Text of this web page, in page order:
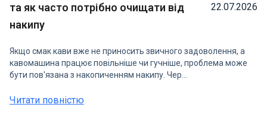
та як часто потрібно очищати від
накипу
22.07.2026
Якщо смак кави вже не приносить звичного задоволення, а
кавомашина працює повільніше чи гучніше, проблема може
бути пов'язана з накопиченням накипу. Чер...
Читати повністю